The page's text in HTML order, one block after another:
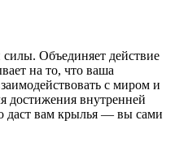
Объединяет действие
на то, что ваша
с миром и
достижения внутренней
даст вам крылья — вы сами